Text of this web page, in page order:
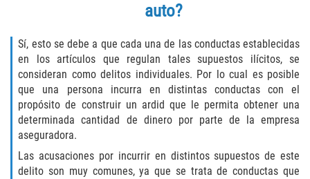
Homicidio
Homicidio Voluntario
Secuestro
auto?
Sí, esto se debe a que cada una de las conductas establecidas
en los artículos que regulan tales supuestos ilícitos, se
consideran como delitos individuales. Por lo cual es posible
que una persona incurra en distintas conductas con el
propósito de construir un ardid que le permita obtener una
determinada cantidad de dinero por parte de la empresa
aseguradora.
Las acusaciones por incurrir en distintos supuestos de este
delito son muy comunes, ya que se trata de conductas que